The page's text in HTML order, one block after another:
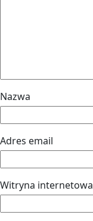
Nazwa
Adres email
Witryna internetowa